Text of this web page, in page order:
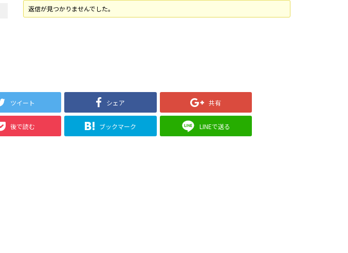
返信が見つかりませんでした。
ツイート シェア 共有
後で読む ブックマーク LINEで送る